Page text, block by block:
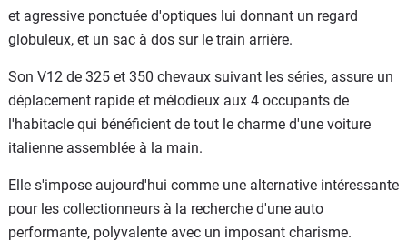
et agressive ponctuée d'optiques lui donnant un regard
globuleux, et un sac à dos sur le train arrière.
Son V12 de 325 et 350 chevaux suivant les séries, assure un
déplacement rapide et mélodieux aux 4 occupants de
l'habitacle qui bénéficient de tout le charme d'une voiture
italienne assemblée à la main.
Elle s'impose aujourd'hui comme une alternative intéressante
pour les collectionneurs à la recherche d'une auto
performante, polyvalente avec un imposant charisme.